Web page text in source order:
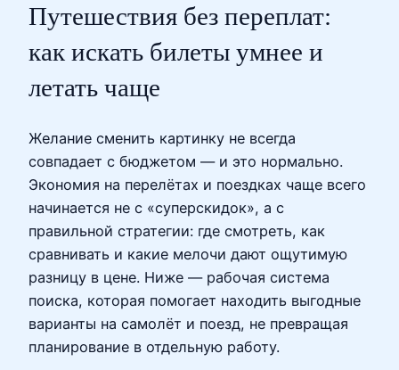
Путешествия без переплат:
как искать билеты умнее и
летать чаще
Желание сменить картинку не всегда
совпадает с бюджетом — и это нормально.
Экономия на перелётах и поездках чаще всего
начинается не с «суперскидок», а с
правильной стратегии: где смотреть, как
сравнивать и какие мелочи дают ощутимую
разницу в цене. Ниже — рабочая система
поиска, которая помогает находить выгодные
варианты на самолёт и поезд, не превращая
планирование в отдельную работу.